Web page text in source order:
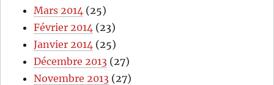
Mars 2014 (25)
Février 2014 (23)
Janvier 2014 (25)
Décembre 2013 (27)
Novembre 2013 (27)